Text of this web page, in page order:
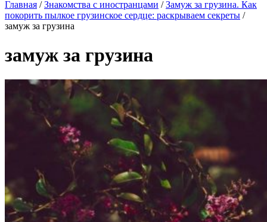
Главная /Знакомства с иностранцами /Замуж за грузина. Как
покорить пылкое грузинское сердце: раскрываем секреты /
замуж за грузина
замуж за грузина